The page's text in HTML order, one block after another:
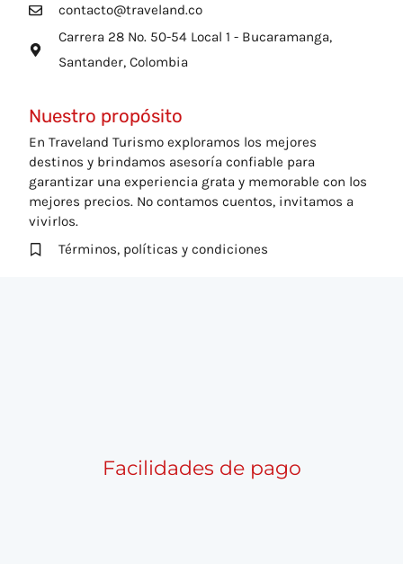
contacto@traveland.co
Carrera 28 No. 50-54 Local 1 - Bucaramanga,
Santander, Colombia
Nuestro propósito
En Traveland Turismo exploramos los mejores
destinos y brindamos asesoría confiable para
garantizar una experiencia grata y memorable con los
mejores precios. No contamos cuentos, invitamos a
vivirlos.
Términos, políticas y condiciones
Facilidades de pago